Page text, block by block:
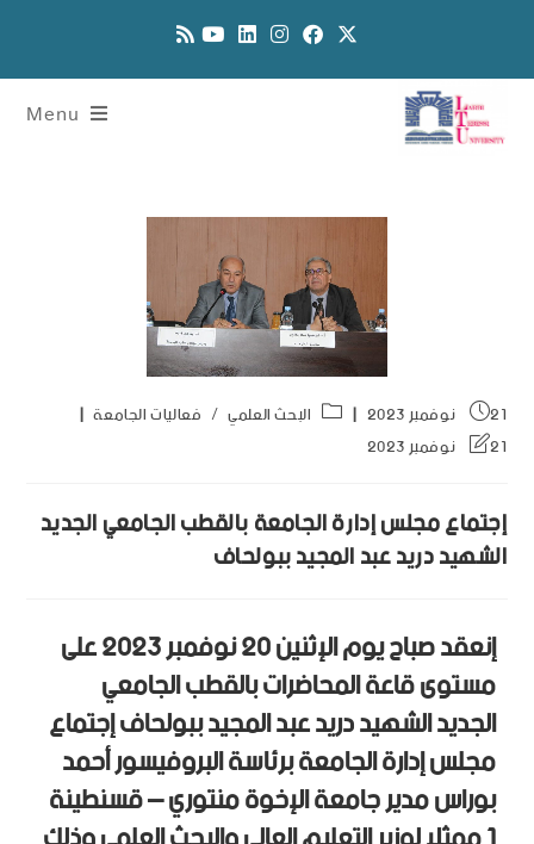
Menu
21 نوفمبر 2023 البحث العلمي / فعاليات الجامعة
21 نوفمبر 2023
إجتماع مجلس إدارة الجامعة بالقطب الجامعي الجديد
الشهيد دريد عبد المجيد ببولحاف
إنعقد صباح يوم الإثنين 20 نوفمبر 2023 على
مستوى قاعة المحاضرات بالقطب الجامعي
الجديد الشهيد دريد عبد المجيد ببولحاف إجتماع
مجلس إدارة الجامعة برئاسة البروفيسور أحمد
بوراس مدير جامعة الإخوة منتوري – قسنطينة